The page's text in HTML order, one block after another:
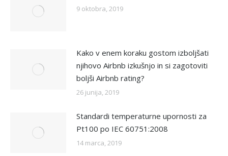
9 oktobra, 2019
Kako v enem koraku gostom izboljšati
njihovo Airbnb izkušnjo in si zagotoviti
boljši Airbnb rating?
26 junija, 2019
Standardi temperaturne upornosti za
Pt100 po IEC 60751:2008
14 marca, 2019